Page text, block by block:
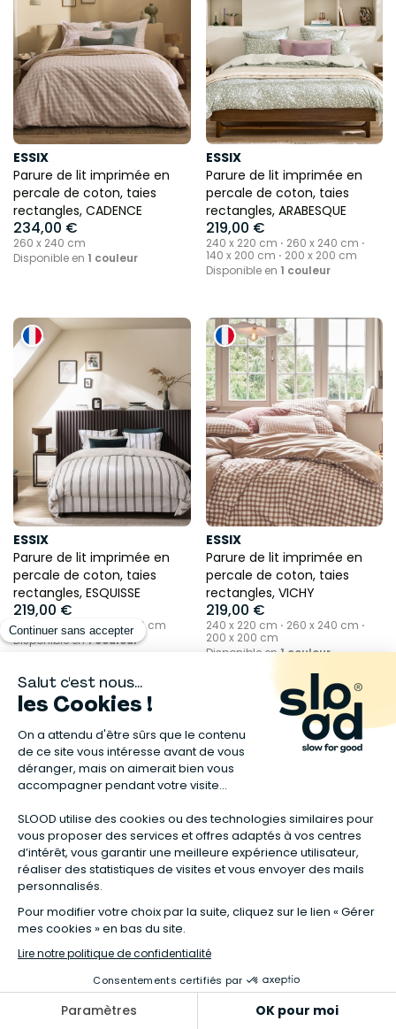
ESSIX
Parure de lit imprimée en
percale de coton, taies
rectangles, CADENCE
234,00 €
260 x 240 cm
Disponible en 1 couleur
ESSIX
Parure de lit imprimée en
percale de coton, taies
rectangles, ARABESQUE
219,00 €
240 x 220 cm ⋅ 260 x 240 cm ⋅
140 x 200 cm ⋅ 200 x 200 cm
Disponible en 1 couleur
ESSIX
Parure de lit imprimée en
percale de coton, taies
rectangles, ESQUISSE
219,00 €
240 x 220 cm ⋅ 260 x 240 cm
Disponible en1 couleur
ESSIX
Parure de lit imprimée en
percale de coton, taies
rectangles, VICHY
219,00 €
240 x 220 cm ⋅ 260 x 240 cm ⋅
200 x 200 cm
Disponible en1 couleur
ESSIX
percale de coton, taies
rectangles, OHANA
187,00 €
240 x 220 cm ⋅ 260 x 240 cm ⋅
140 x 200 cm ⋅ 200 x 200 cm
ESSIX
de coton, taies carrées,
PREMIÈRE
105,00 €
240 x 220 cm ⋅ 260 x 240 cm ⋅
140 x 200 cm ⋅ 200 x 200 cm